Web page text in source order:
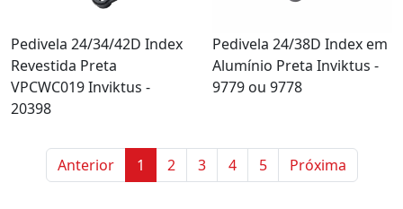
Pedivela 24/34/42D Index
Revestida Preta
VPCWC019 Inviktus -
20398
Pedivela 24/38D Index em
Alumínio Preta Inviktus -
9779 ou 9778
Anterior 1 2 3 4 5 Próxima